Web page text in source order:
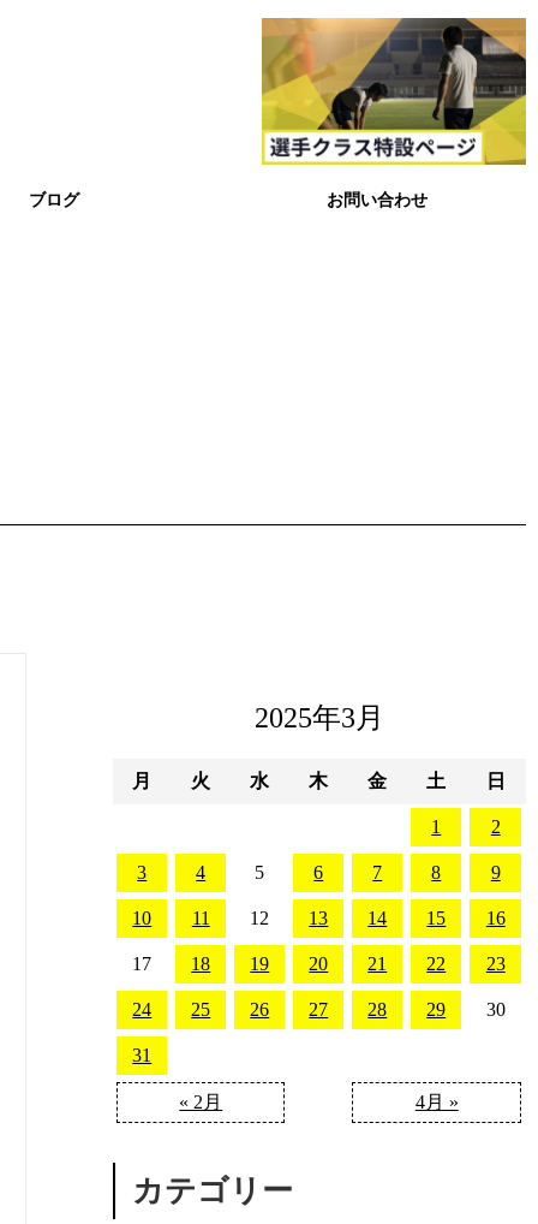
ブログ お問い合わせ
2025年3月
月 火 水 木 金 土 日
« 2月 4月 »
1 2
3 4 5 6 7 8 9
10 11 12 13 14 15 16
17 18 19 20 21 22 23
24 25 26 27 28 29 30
31
カテゴリー